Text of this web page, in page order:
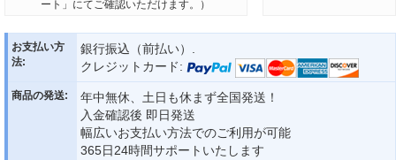
ート」にてご確認いただけます。）
お支払い方
法:
銀行振込（前払い）.
クレジットカード:
商品の発送:
年中無休、土日も休まず全国発送！
入金確認後 即日発送
幅広いお支払い方法でのご利用が可能
365日24時間サポートいたします